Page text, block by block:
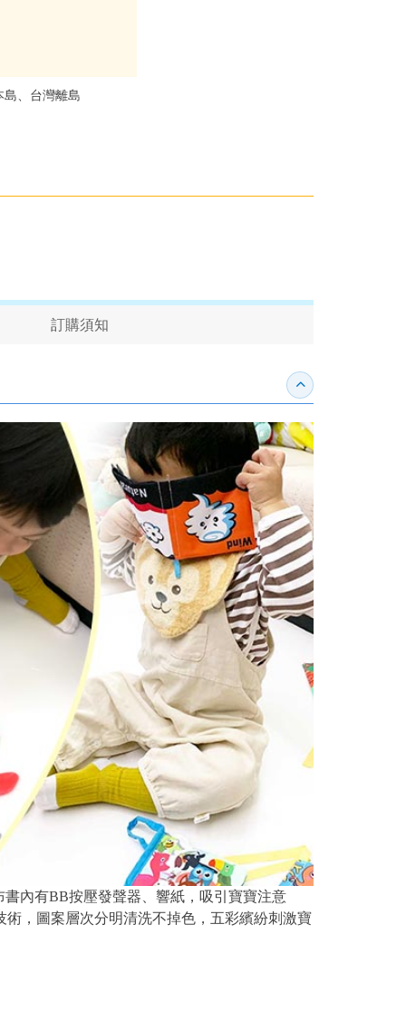
島、台灣離島
訂購須知
收合內容簡介
內有BB按壓發聲器、響紙，吸引寶寶注意
，圖案層次分明清洗不掉色，五彩繽紛刺激寶